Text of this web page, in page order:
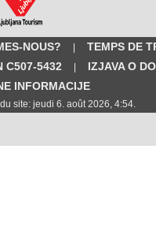
NOUS? |
TEMPS DE
C507-5432 |
IZJAVA O
INFORMACIJE
site: jeudi 6. août 2026, 4:54.